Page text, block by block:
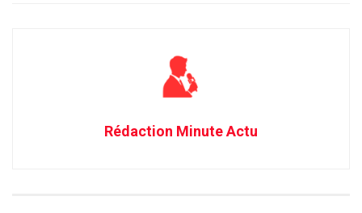
Rédaction Minute Actu